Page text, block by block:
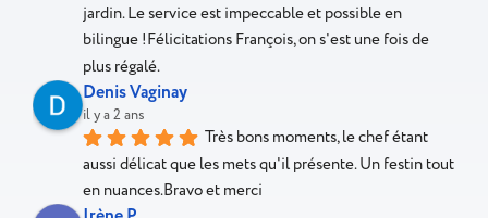
jardin. Le service est impeccable et possible en
bilingue !Félicitations François, on s'est une fois de
plus régalé.
Denis Vaginay
il y a 2 ans
Très bons moments, le chef étant
aussi délicat que les mets qu'il présente. Un festin tout
en nuances.Bravo et merci